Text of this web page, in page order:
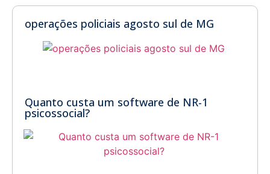
operações policiais agosto sul de MG
Quanto custa um software de NR-1
psicossocial?